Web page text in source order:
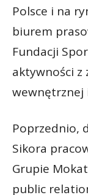
Polsce i na
biurem
Fundacji
aktywności z
wewnętrznej
Poprzednio,
Sikora
Grupie
public